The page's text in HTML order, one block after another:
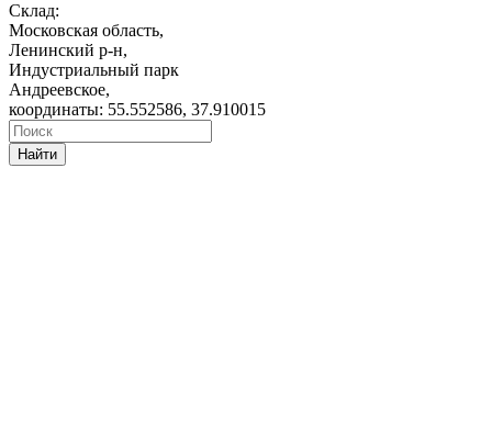
Склад:
Московская область,
Ленинский р-н,
Индустриальный парк
Андреевское,
координаты: 55.552586, 37.910015
Найти